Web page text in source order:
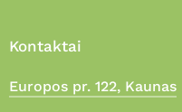
Suma:
Kontaktai
Europos pr. 122, Kaunas